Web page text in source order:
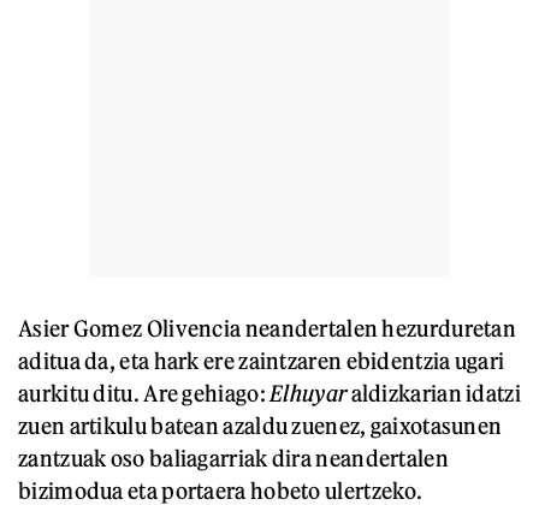
Asier Gomez Olivencia neandertalen hezurduretan
aditua da, eta hark ere zaintzaren ebidentzia ugari
aurkitu ditu. Are gehiago: Elhuyaraldizkarian idatzi
zuen artikulu batean azaldu zuenez, gaixotasunen
zantzuak oso baliagarriak dira neandertalen
bizimodua eta portaera hobeto ulertzeko.